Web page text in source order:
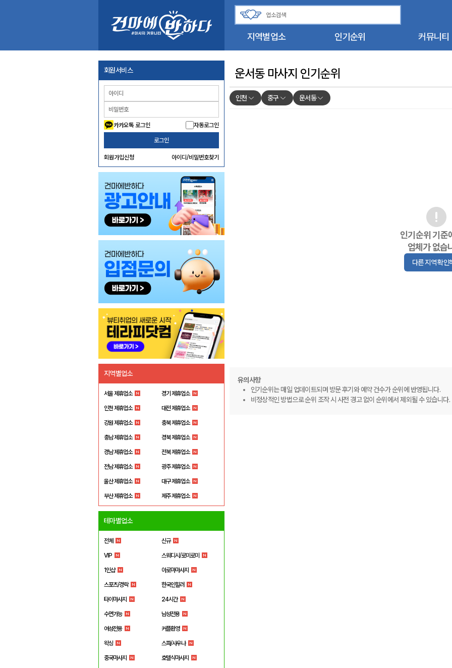
지역별업소 인기순위 커뮤니티
회원서비스
카카오톡 로그인 자동로그인
로그인
회원가입신청 아이디/비밀번호찾기
지역별업소
서울 제휴업소 경기 제휴업소
인천 제휴업소 대전 제휴업소
강원 제휴업소 충북 제휴업소
충남 제휴업소 경북 제휴업소
경남 제휴업소 전북 제휴업소
전남 제휴업소 광주 제휴업소
울산 제휴업소 대구 제휴업소
부산 제휴업소 제주 제휴업소
테마별업소
전체 신규
VIP 스웨디시/로미로미
1인샵 아로마마사지
스포츠/경락 한국인힐러
타이마사지 24시간
수면가능 남성전용
여성전용 커플환영
왁싱 스파/사우나
중국마사지 호텔식마사지
운서동 마사지 인기순위
인천 중구 운서동
인기순위 기준
업체가 없습
다른 지역 확인
유의사항
인기순위는 매일 업데이트되며 방문 후기와 예약 건수가 순위에 반영됩니다.
비정상적인 방법으로 순위 조작 시 사전 경고 없이 순위에서 제외될 수 있습니다.